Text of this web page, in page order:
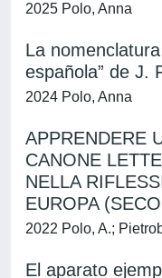
2025 Polo, Anna
La
española” de J.
2024 Polo, Anna
APPRENDERE
CANONE
NELLA
EUROPA
2022 Polo, A.;
El aparato